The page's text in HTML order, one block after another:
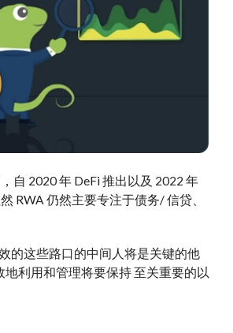
自 2020 年 DeFi 推出以及 2022 年
RWA 仍然主要专注于债务/ 信贷、
的这些路口的中间人将是关键的他
地利用和管理将要保持至关重要的 以